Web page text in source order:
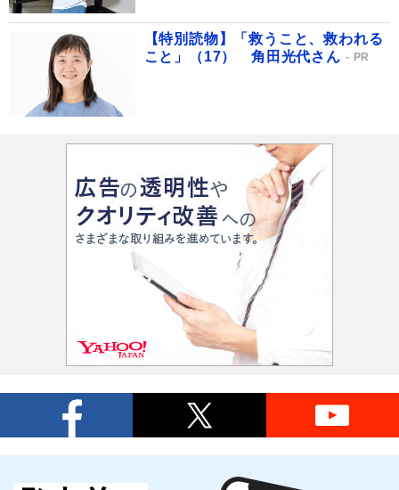
【特別読物】「救うこと、救われる
こと」（17） 角田光代さん
PR